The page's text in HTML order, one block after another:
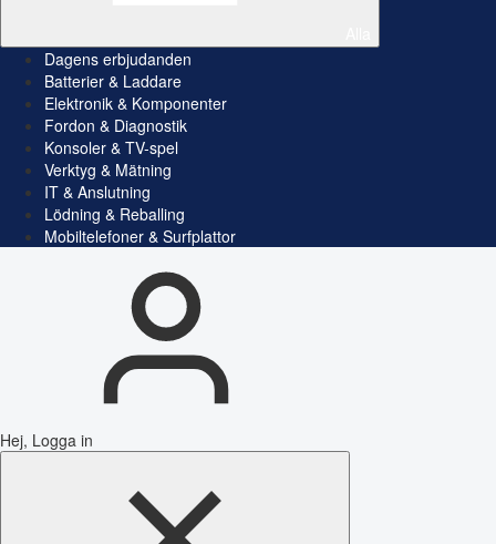
Dagens erbjudanden
Batterier & Laddare
Elektronik & Komponenter
Fordon & Diagnostik
Konsoler & TV-spel
Verktyg & Mätning
IT & Anslutning
Lödning & Reballing
Mobiltelefoner & Surfplattor
Hej, Logga in